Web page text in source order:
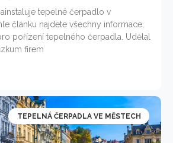
tepelné čerpadlo v
článku najdete všechny informace,
pořízení tepelného čerpadla. Udělal
firem
TEPELNÁ ČERPADLA VE MĚSTECH